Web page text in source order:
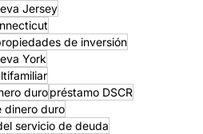
Jersey
de inversión
York
duropréstamo DSCR
dinero duro
servicio de deuda